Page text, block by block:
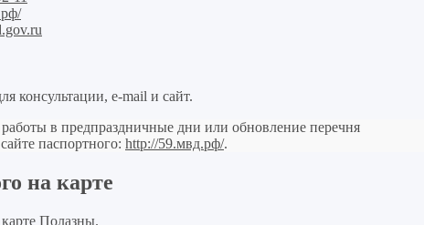
консультации, e-mail и сайт.
в предпраздничные дни или обновление перечня
паспортного: http://59.мвд.рф/.
на карте
Полазны.